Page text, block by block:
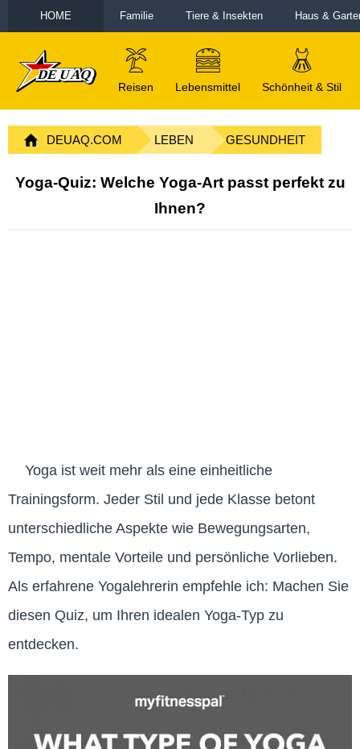
HOME Familie Tiere & Insekten Haus &
Reisen Lebensmittel Schönheit & Stil
DEUAQ.COM LEBEN GESUNDHEIT
Yoga-Quiz: Welche Yoga-Art passt perfekt zu
Ihnen?
Yoga ist weit mehr als eine einheitliche
Trainingsform. Jeder Stil und jede Klasse betont
unterschiedliche Aspekte wie Bewegungsarten,
Tempo, mentale Vorteile und persönliche Vorlieben.
Als erfahrene Yogalehrerin empfehle ich: Machen Sie
diesen Quiz, um Ihren idealen Yoga-Typ zu
entdecken.